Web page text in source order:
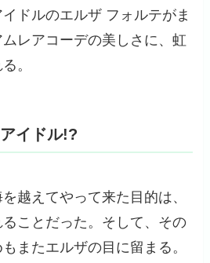
ドルのエルザ フォルテがま
レアコーデの美しさに、虹
。
イドル!?
越えてやって来た目的は、
ことだった。そして、その
またエルザの目に留まる。